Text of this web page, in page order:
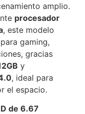
amplio.
procesador
, este modelo
gaming,
gracias
y
, ideal para
el espacio.
de 6.67